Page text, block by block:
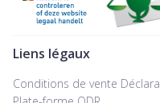
Liens légaux
Conditions de vente